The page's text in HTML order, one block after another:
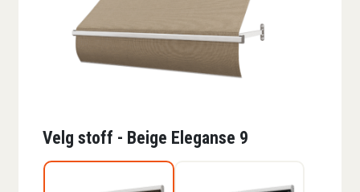
Velg stoff - Beige Eleganse 9